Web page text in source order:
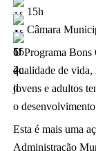
15h
Câmara
O Programa Bons
qualidade de vida,
jovens e adultos
o
Esta é mais uma
Administração